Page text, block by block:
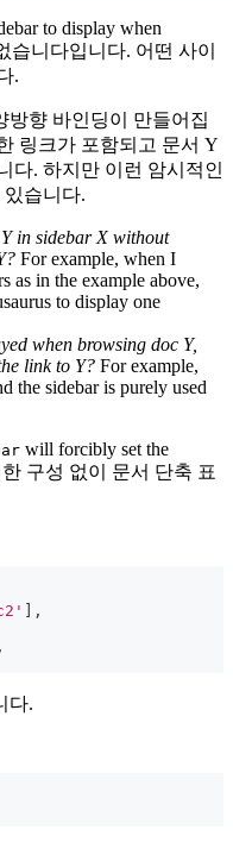
to display when
습니다입니다. 어떤 사이
.
향 바인딩이 만들어집
링크가 포함되고 문서 Y
다. 하지만 이런 암시적인
습니다.
in sidebar X without
For example, when I
as in the example above,
to display one
when browsing doc Y,
link to Y? For example,
the sidebar is purely used
will forcibly set the
한 구성 없이 문서 단축 표
,
,
다.